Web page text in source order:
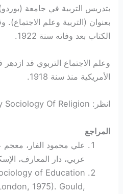
بتدريس التربية في جامعة
بعنوان (التربية وعلم الاجتماع).
الكتاب بعد وفاته سنة 1922.
وعلم الاجتماع التربوي قد ازدهر
الأمريكية منذ سنة 1918.
انظر: Sociology Sociology Of Religion
المراجع
علي محمود الفار، معجم
عربي، دار المعارف،
of Education
1975). Gould,